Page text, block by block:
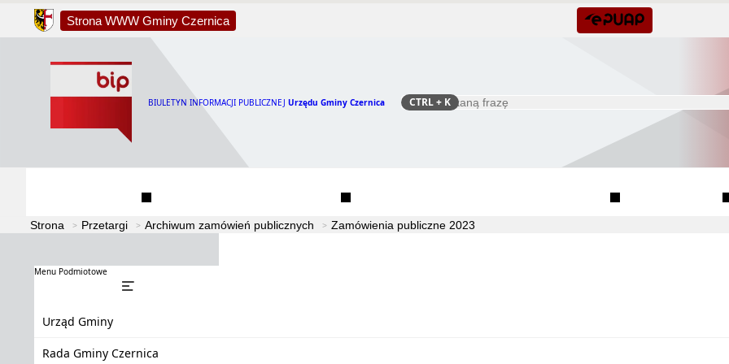
Strona WWW Gminy Czernica
BIULETYN INFORMACJI PUBLICZNEJ Urzędu Gminy Czernica Szukaj
CTRL+ K
Strona Przetargi Archiwum zamówień publicznych Zamówienia publiczne 2023
Menu Podmiotowe
Urząd Gminy
Rada Gminy Czernica